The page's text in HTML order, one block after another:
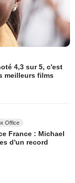
4,3 sur 5, c'est
meilleurs films
Office
France : Michael
d'un record